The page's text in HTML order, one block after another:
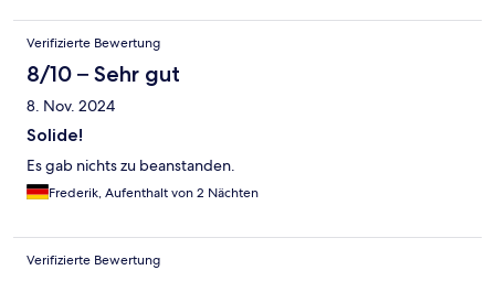
Verifizierte Bewertung
8/10 – Sehr gut
8. Nov. 2024
Solide!
Es gab nichts zu beanstanden.
Frederik, Aufenthalt von 2 Nächten
Verifizierte Bewertung